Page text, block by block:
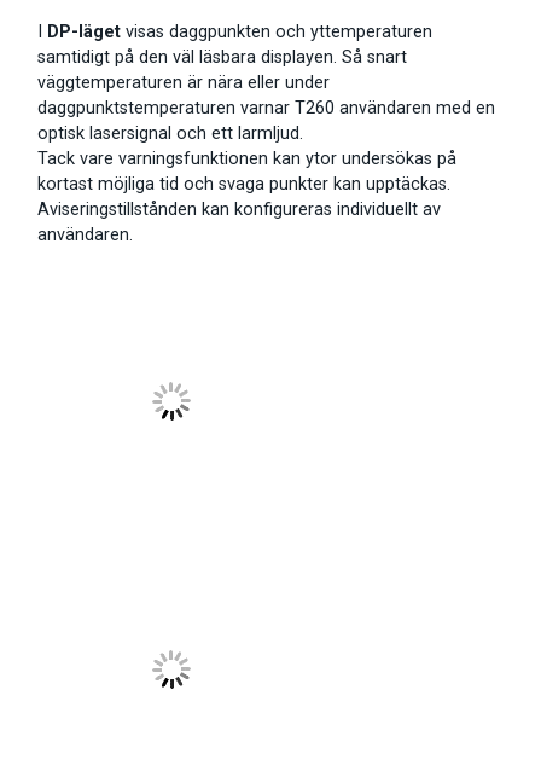
DP-läget visas daggpunkten och yttemperaturen
samtidigt på den väl läsbara displayen. Så snart
väggtemperaturen är nära eller under
daggpunktstemperaturen varnar T260 användaren med en
optisk lasersignal och ett larmljud.
Tack vare varningsfunktionen kan ytor undersökas på
kortast möjliga tid och svaga punkter kan upptäckas.
Aviseringstillstånden kan konfigureras individuellt av
användaren.